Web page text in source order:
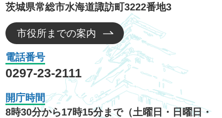
茨城県常総市水海道諏訪町3222番地3
市役所までの案内
電話番号
0297-23-2111
開庁時間
8時30分から17時15分まで（土曜日・日曜日・